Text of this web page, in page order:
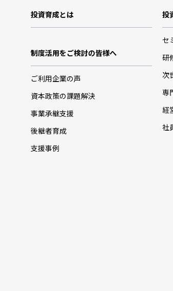
投資育成とは
制度活用をご検討の皆様へ
ご利用企業の声
資本政策の課題解決
事業承継支援
後継者育成
支援事例
投
セ
研
次
専
経
社